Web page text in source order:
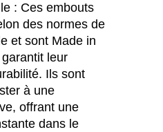
: Ces embouts
des normes de
et sont Made in
leur
Ils sont
à une
offrant une
dans le